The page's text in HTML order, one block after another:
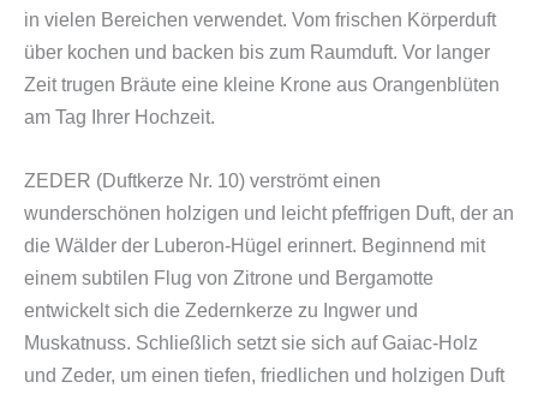
in vielen Bereichen verwendet. Vom frischen Körperduft
über kochen und backen bis zum Raumduft. Vor langer
Zeit trugen Bräute eine kleine Krone aus Orangenblüten
am Tag Ihrer Hochzeit.
ZEDER (Duftkerze Nr. 10) verströmt einen
wunderschönen holzigen und leicht pfeffrigen Duft, der an
die Wälder der Luberon-Hügel erinnert. Beginnend mit
einem subtilen Flug von Zitrone und Bergamotte
entwickelt sich die Zedernkerze zu Ingwer und
Muskatnuss. Schließlich setzt sie sich auf Gaiac-Holz
und Zeder, um einen tiefen, friedlichen und holzigen Duft